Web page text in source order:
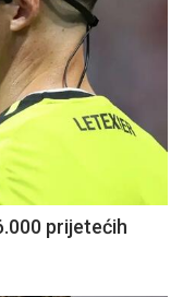
prijetećih